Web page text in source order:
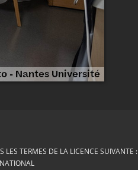
LES TERMES DE LA LICENCE SUIVANTE :